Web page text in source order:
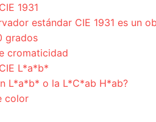
1931
estándar CIE 1931 es un
grados
cromaticidad
L*a*b*
L*a*b* o la L*C*ab H*ab?
color